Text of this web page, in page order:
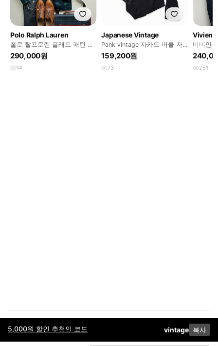
5,000원 할인 추천인 코드 vintage 복사
Polo Ralph Lauren
폴로 랄프로렌 플래드 패턴 소
령야상
290,000원
14
Japanese Vintage
Pank vintage 자카드 버클 자
켓 블랙
159,200원
73
비비안
러 자켓
251
이용약관고객센터판매개인정보 처리방침사업자 정보다운로드